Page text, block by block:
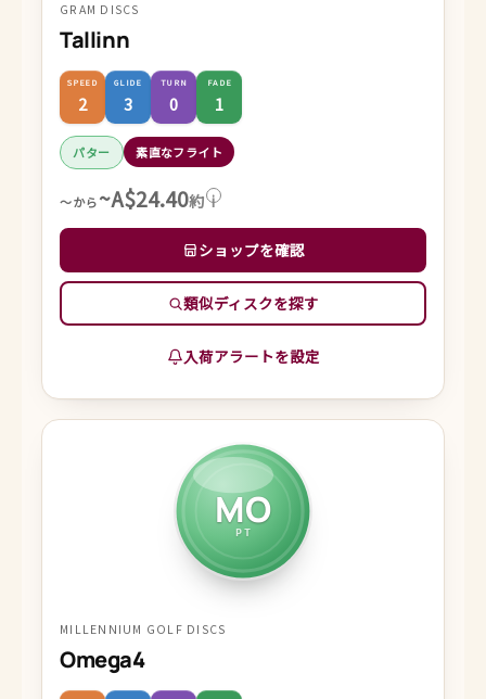
GRAM DISCS
Tallinn
SPEED
2
GLIDE
3
TURN
0
FADE
1
パター 素直なフライト
～から~A$24.40約 i
ショップを確認
類似ディスクを探す
入荷アラートを設定
MO
PT
MILLENNIUM GOLF DISCS
Omega4